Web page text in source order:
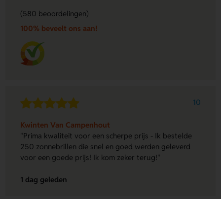
(580 beoordelingen)
100% beveelt ons aan!
10
Kwinten Van Campenhout
"Prima kwaliteit voor een scherpe prijs - Ik bestelde
250 zonnebrillen die snel en goed werden geleverd
voor een goede prijs! Ik kom zeker terug!"
1 dag geleden